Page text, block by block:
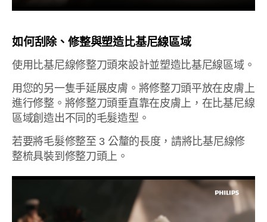
如何刮除、修整與塑造比基尼線區域
使用比基尼線修整刀頭來設計並塑造比基尼線區域。
用您的另一隻手延展皮膚。將修整刀頭平放在皮膚上
進行修整。將修整刀頭垂直靠在皮膚上，在比基尼線
區域創造出不同的毛髮造型。
若要將毛髮修整至 3 公釐的長度，請將比基尼線修
整梳具裝到修整刀頭上。